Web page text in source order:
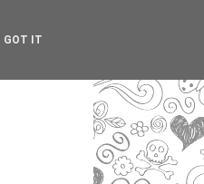
GOT IT